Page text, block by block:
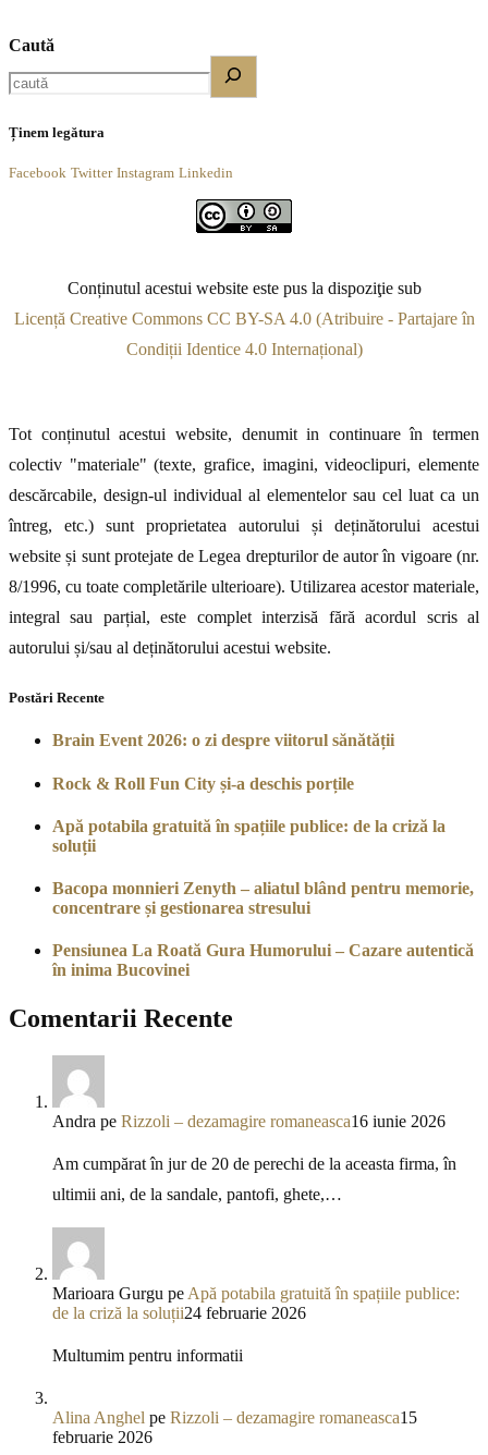
Caută
Ținem legătura
Facebook Twitter Instagram Linkedin
Conținutul acestui website este pus la dispoziţie sub
Licență Creative Commons CC BY-SA 4.0 (Atribuire - Partajare în
Condiții Identice 4.0 Internațional)
Tot conținutul acestui website, denumit in continuare în termen
colectiv "materiale" (texte, grafice, imagini, videoclipuri, elemente
descărcabile, design-ul individual al elementelor sau cel luat ca un
întreg, etc.) sunt proprietatea autorului și deținătorului acestui
website și sunt protejate de Legea drepturilor de autor în vigoare (nr.
8/1996, cu toate completările ulterioare). Utilizarea acestor materiale,
integral sau parțial, este complet interzisă fără acordul scris al
autorului și/sau al deținătorului acestui website.
Postări Recente
Brain Event 2026: o zi despre viitorul sănătății
Rock & Roll Fun City și-a deschis porțile
Apă potabila gratuită în spațiile publice: de la criză la
soluții
Bacopa monnieri Zenyth – aliatul blând pentru memorie,
concentrare și gestionarea stresului
Pensiunea La Roată Gura Humorului – Cazare autentică
în inima Bucovinei
Comentarii Recente
Andra pe Rizzoli – dezamagire romaneasca16 iunie 2026
Am cumpărat în jur de 20 de perechi de la aceasta firma, în
ultimii ani, de la sandale, pantofi, ghete,…
Marioara Gurgu pe Apă potabila gratuită în spațiile publice:
de la criză la soluții24 februarie 2026
Multumim pentru informatii
Alina Anghel pe Rizzoli – dezamagire romaneasca15
februarie 2026